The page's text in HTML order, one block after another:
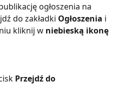
ogłoszenia na
do zakładki Ogłoszenia i
kliknij w niebieską ikonę
Przejdź do